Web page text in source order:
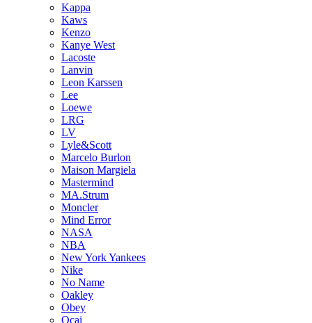
Kappa
Kaws
Kenzo
Kanye West
Lacoste
Lanvin
Leon Karssen
Lee
Loewe
LRG
LV
Lyle&Scott
Marcelo Burlon
Maison Margiela
Mastermind
MA.Strum
Moncler
Mind Error
NASA
NBA
New York Yankees
Nike
No Name
Oakley
Obey
Ocai